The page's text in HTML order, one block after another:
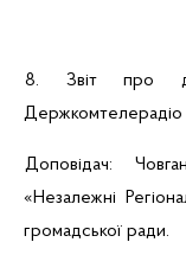
8. Звіт про
Держкомтелерадіо
Доповідач: Човган
«Незалежні
громадської ради.